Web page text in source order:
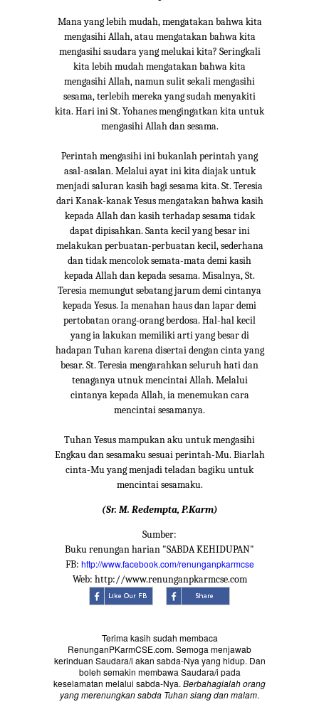
Mana yang lebih mudah, mengatakan bahwa kita
mengasihi Allah, atau mengatakan bahwa kita
mengasihi saudara yang melukai kita? Seringkali
kita lebih mudah mengatakan bahwa kita
mengasihi Allah, namun sulit sekali mengasihi
sesama, terlebih mereka yang sudah menyakiti
kita. Hari ini St. Yohanes mengingatkan kita untuk
mengasihi Allah dan sesama.
Perintah mengasihi ini bukanlah perintah yang
asal-asalan. Melalui ayat ini kita diajak untuk
menjadi saluran kasih bagi sesama kita. St. Teresia
dari Kanak-kanak Yesus mengatakan bahwa kasih
kepada Allah dan kasih terhadap sesama tidak
dapat dipisahkan. Santa kecil yang besar ini
melakukan perbuatan-perbuatan kecil, sederhana
dan tidak mencolok semata-mata demi kasih
kepada Allah dan kepada sesama. Misalnya, St.
Teresia memungut sebatang jarum demi cintanya
kepada Yesus. Ia menahan haus dan lapar demi
pertobatan orang-orang berdosa. Hal-hal kecil
yang ia lakukan memiliki arti yang besar di
hadapan Tuhan karena disertai dengan cinta yang
besar. St. Teresia mengarahkan seluruh hati dan
tenaganya utnuk mencintai Allah. Melalui
cintanya kepada Allah, ia menemukan cara
mencintai sesamanya.
Tuhan Yesus mampukan aku untuk mengasihi
Engkau dan sesamaku sesuai perintah-Mu. Biarlah
cinta-Mu yang menjadi teladan bagiku untuk
mencintai sesamaku.
(Sr. M. Redempta, P.Karm)
Sumber:
Buku renungan harian "SABDA KEHIDUPAN"
FB: http://www.facebook.com/renunganpkarmcse
Web: http://www.renunganpkarmcse.com
Terima kasih sudah membaca
RenunganPKarmCSE.com. Semoga menjawab
kerinduan Saudara/i akan sabda-Nya yang hidup. Dan
boleh semakin membawa Saudara/i pada
keselamatan melalui sabda-Nya. Berbahagialah orang
yang merenungkan sabda Tuhan siang dan malam.